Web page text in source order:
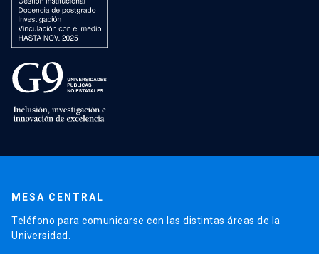
MESA CENTRAL
Teléfono para comunicarse con las distintas áreas de la
Universidad.